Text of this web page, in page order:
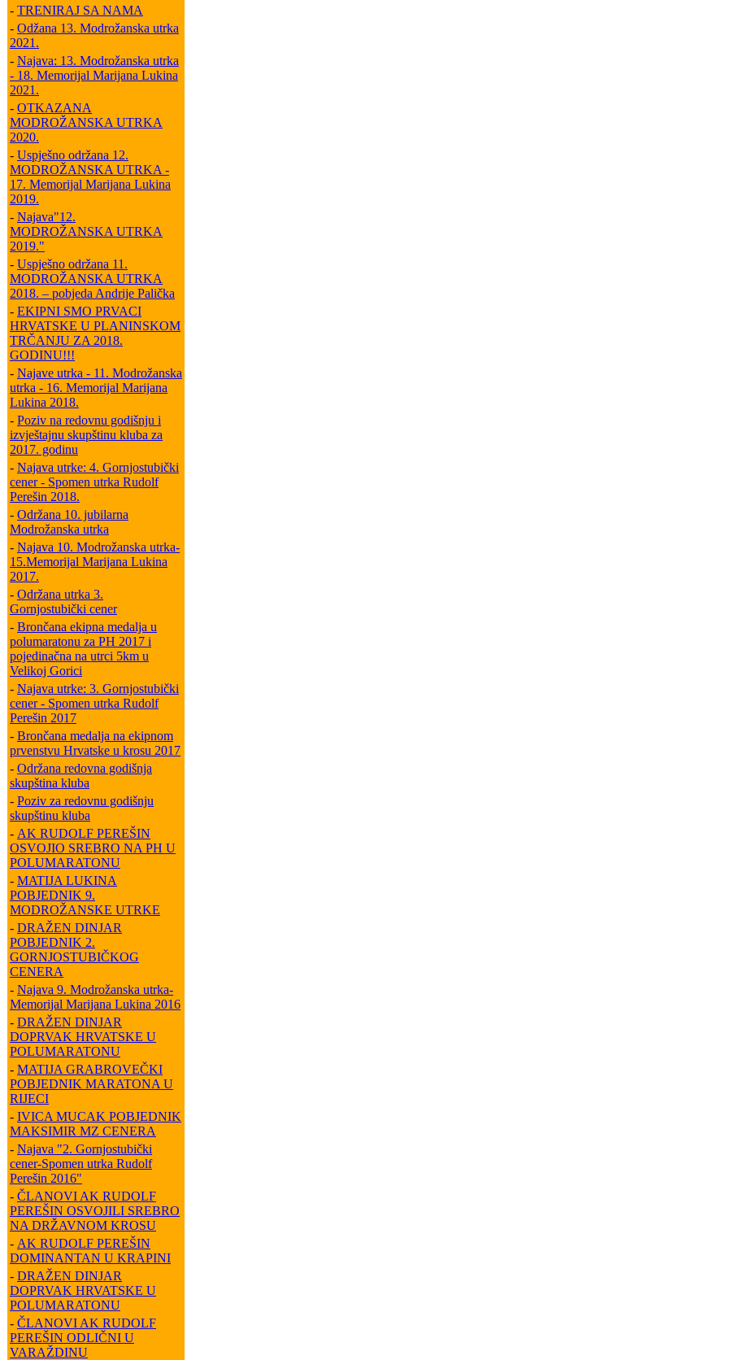
- TRENIRAJ SA NAMA
- Odžana 13. Modrožanska utrka
2021.
- Najava: 13. Modrožanska utrka
- 18. Memorijal Marijana Lukina
2021.
- OTKAZANA
MODROŽANSKA UTRKA
2020.
- Uspješno održana 12.
MODROŽANSKA UTRKA -
17. Memorijal Marijana Lukina
2019.
- Najava"12.
MODROŽANSKA UTRKA
2019."
- Uspješno održana 11.
MODROŽANSKA UTRKA
2018. – pobjeda Andrije Palička
- EKIPNI SMO PRVACI
HRVATSKE U PLANINSKOM
TRČANJU ZA 2018.
GODINU!!!
- Najave utrka - 11. Modrožanska
utrka - 16. Memorijal Marijana
Lukina 2018.
- Poziv na redovnu godišnju i
izvještajnu skupštinu kluba za
2017. godinu
- Najava utrke: 4. Gornjostubički
cener - Spomen utrka Rudolf
Perešin 2018.
- Održana 10. jubilarna
Modrožanska utrka
- Najava 10. Modrožanska utrka-
15.Memorijal Marijana Lukina
2017.
- Održana utrka 3.
Gornjostubički cener
- Brončana ekipna medalja u
polumaratonu za PH 2017 i
pojedinačna na utrci 5km u
Velikoj Gorici
- Najava utrke: 3. Gornjostubički
cener - Spomen utrka Rudolf
Perešin 2017
- Brončana medalja na ekipnom
prvenstvu Hrvatske u krosu 2017
- Održana redovna godišnja
skupština kluba
- Poziv za redovnu godišnju
skupštinu kluba
- AK RUDOLF PEREŠIN
OSVOJIO SREBRO NA PH U
POLUMARATONU
- MATIJA LUKINA
POBJEDNIK 9.
MODROŽANSKE UTRKE
- DRAŽEN DINJAR
POBJEDNIK 2.
GORNJOSTUBIČKOG
CENERA
- Najava 9. Modrožanska utrka-
Memorijal Marijana Lukina 2016
- DRAŽEN DINJAR
DOPRVAK HRVATSKE U
POLUMARATONU
- MATIJA GRABROVEČKI
POBJEDNIK MARATONA U
RIJECI
- IVICA MUCAK POBJEDNIK
MAKSIMIR MZ CENERA
- Najava "2. Gornjostubički
cener-Spomen utrka Rudolf
Perešin 2016"
- ČLANOVI AK RUDOLF
PEREŠIN OSVOJILI SREBRO
NA DRŽAVNOM KROSU
- AK RUDOLF PEREŠIN
DOMINANTAN U KRAPINI
- DRAŽEN DINJAR
DOPRVAK HRVATSKE U
POLUMARATONU
- ČLANOVI AK RUDOLF
PEREŠIN ODLIČNI U
VARAŽDINU